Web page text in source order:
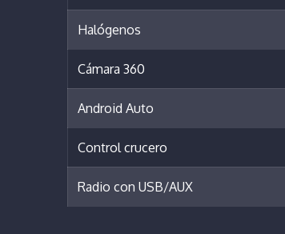
Halógenos
Cámara 360
Android Auto
Control crucero
Radio con USB/AUX